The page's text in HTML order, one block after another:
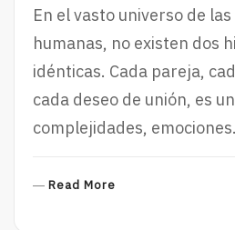
En el vasto universo de
humanas, no existen dos
idénticas. Cada pareja,
cada deseo de unión, es
complejidades,
Read More